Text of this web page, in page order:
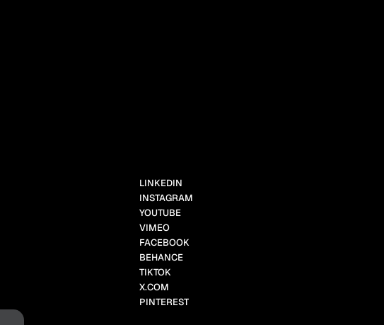
LINKEDIN
INSTAGRAM
YOUTUBE
VIMEO
FACEBOOK
BEHANCE
TIKTOK
X.COM
PINTEREST